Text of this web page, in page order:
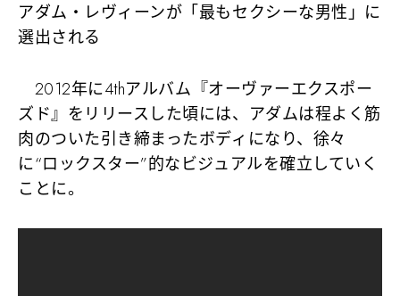
アダム・レヴィーンが「最もセクシーな男性」に
選出される
2012年に4thアルバム『オーヴァーエクスポー
ズド』をリリースした頃には、アダムは程よく筋
肉のついた引き締まったボディになり、徐々
に“ロックスター”的なビジュアルを確立していく
ことに。